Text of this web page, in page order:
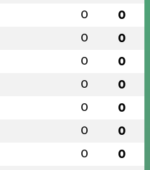
0 0
0 0
0 0
0 0
0 0
0 0
0 0